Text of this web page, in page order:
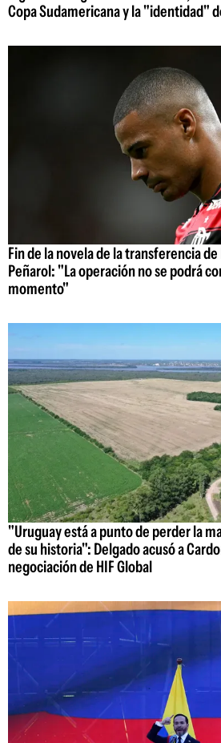
Copa Sudamericana y la "identidad"
Fin de la novela de la transferencia de
Peñarol: "La operación no se podrá
momento"
"Uruguay está a punto de perder la
de su historia": Delgado acusó a
negociación de HIF Global